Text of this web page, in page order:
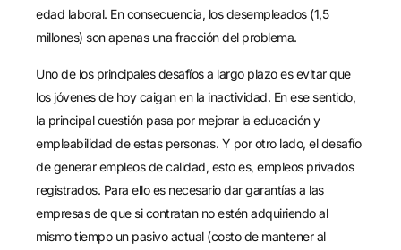
edad laboral. En consecuencia, los desempleados (1,5
millones) son apenas una fracción del problema.
Uno de los principales desafíos a largo plazo es evitar que
los jóvenes de hoy caigan en la inactividad. En ese sentido,
la principal cuestión pasa por mejorar la educación y
empleabilidad de estas personas. Y por otro lado, el desafío
de generar empleos de calidad, esto es, empleos privados
registrados. Para ello es necesario dar garantías a las
empresas de que si contratan no estén adquiriendo al
mismo tiempo un pasivo actual (costo de mantener al